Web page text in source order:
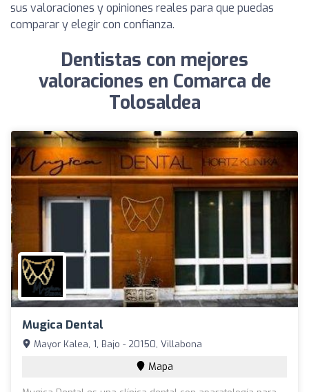
sus valoraciones y opiniones reales para que puedas
comparar y elegir con confianza.
Dentistas con mejores
valoraciones en Comarca de
Tolosaldea
Mugica Dental
Mayor Kalea, 1, Bajo - 20150, Villabona
Mapa